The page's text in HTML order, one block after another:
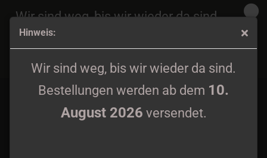
Hinweis:
Wir sind weg, bis wir wieder da sind.
Bestellungen werden ab dem 10.
August 2026 versendet.
Wir sind weg, bis wir wieder da sind.
Bestellungen werden ab dem
August 2026
versendet.